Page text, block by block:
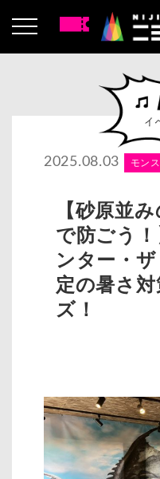
2025.08.03 モン
【砂原並
で防ごう
ンター・
定の暑さ
ズ！